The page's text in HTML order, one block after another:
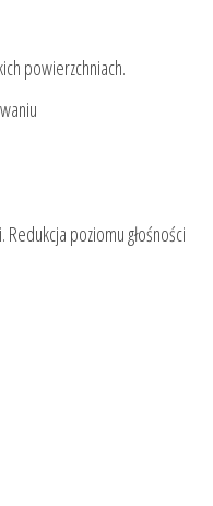
powierzchniach.
poziomu głośności